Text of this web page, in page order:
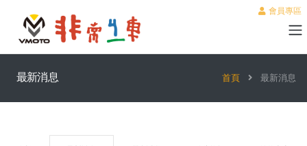
會員專區
最新消息 首頁 最新消息